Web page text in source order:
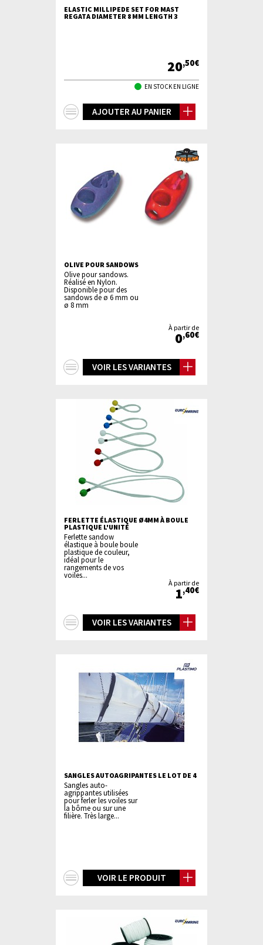
ELASTIC MILLIPEDE SET FOR MAST
REGATA DIAMETER 8 MM LENGTH 3
20,50€
EN STOCK EN LIGNE
AJOUTER AU PANIER
OLIVE POUR SANDOWS
Olive pour sandows.
Réalisé en Nylon.
Disponible pour des
sandows de ø 6 mm ou
ø 8 mm
À partir de
0,60€
VOIR LES VARIANTES
FERLETTE ÉLASTIQUE Ø4MM À BOULE
PLASTIQUE L'UNITÉ
Ferlette sandow
élastique à boule boule
plastique de couleur,
idéal pour le
rangements de vos
voiles...
À partir de
1,40€
VOIR LES VARIANTES
SANGLES AUTOAGRIPANTES LE LOT DE 4
Sangles auto-
agrippantes utilisées
pour ferler les voiles sur
la bôme ou sur une
filière. Très large...
VOIR LE PRODUIT